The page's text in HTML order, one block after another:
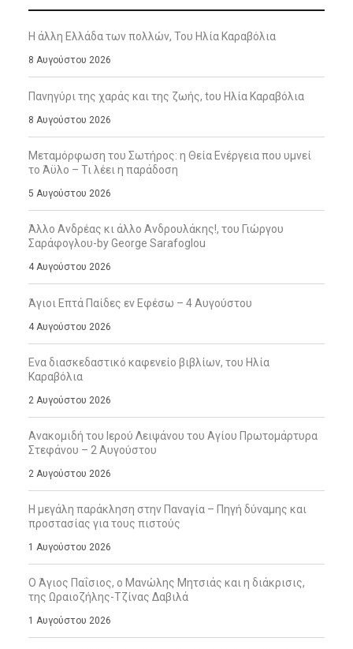
Η άλλη Ελλάδα των πολλών, Του Ηλία Καραβόλια
8 Αυγούστου 2026
Πανηγύρι της χαράς και της ζωής, tου Ηλία Καραβόλια
8 Αυγούστου 2026
Μεταμόρφωση του Σωτήρος: η Θεία Ενέργεια που υμνεί
το Άϋλο – Τι λέει η παράδοση
5 Αυγούστου 2026
Άλλο Ανδρέας κι άλλο Ανδρουλάκης!, του Γιώργου
Σαράφογλου-by George Sarafoglou
4 Αυγούστου 2026
Άγιοι Επτά Παίδες εν Εφέσω – 4 Αυγούστου
4 Αυγούστου 2026
Ενα διασκεδαστικό καφενείο βιβλίων, του Ηλία
Καραβόλια
2 Αυγούστου 2026
Ανακομιδή του Ιερού Λειψάνου του Αγίου Πρωτομάρτυρα
Στεφάνου – 2 Αυγούστου
2 Αυγούστου 2026
Η μεγάλη παράκληση στην Παναγία – Πηγή δύναμης και
προστασίας για τους πιστούς
1 Αυγούστου 2026
Ο Άγιος Παΐσιος, ο Μανώλης Μητσιάς και η διάκρισις,
της Ωραιοζήλης-Τζίνας Δαβιλά
1 Αυγούστου 2026